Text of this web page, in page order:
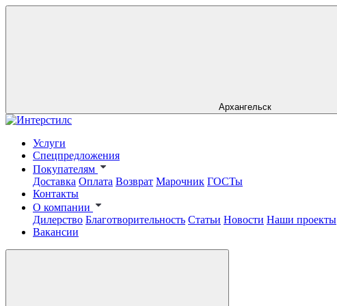
Архангельск
Услуги
Спецпредложения
Покупателям
Доставка Оплата Возврат Марочник ГОСТы
Контакты
О компании
Дилерство Благотворительность Статьи Новости Наши проекты
Вакансии